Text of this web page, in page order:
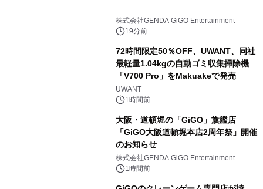
株式会社GENDA GiGO Entertainment
19分前
72時間限定50％OFF、UWANT、同社
最軽量1.04kgの自動ゴミ収集掃除機
「V700 Pro」をMakuakeで発売
UWANT
1時間前
大阪・道頓堀の「GiGO」旗艦店
「GiGO大阪道頓堀本店2周年祭」開催
のお知らせ
株式会社GENDA GiGO Entertainment
1時間前